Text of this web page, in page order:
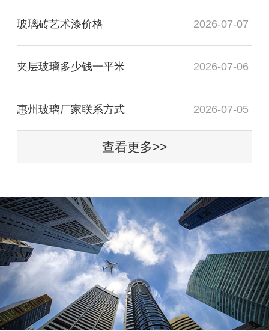
玻璃砖艺术漆价格 2026-07-07
夹层玻璃多少钱一平米 2026-07-06
惠州玻璃厂家联系方式 2026-07-05
查看更多>>